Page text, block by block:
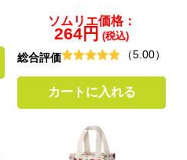
ソムリエ価格：
264円 (税込)
総合評価 （5.00）
カートに入れる